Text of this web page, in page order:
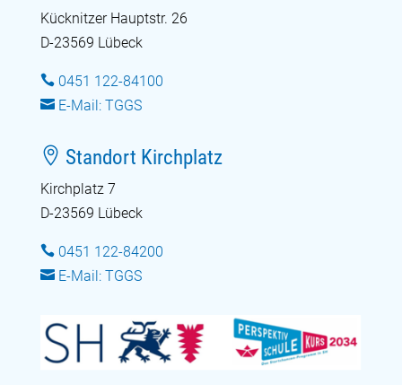
Kücknitzer Hauptstr. 26
D-23569 Lübeck
 0451 122-84100
 E-Mail: TGGS
 Standort Kirchplatz
Kirchplatz 7
D-23569 Lübeck
 0451 122-84200
 E-Mail: TGGS